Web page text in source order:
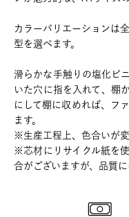
カラーバリエーションは
型を選べます。
滑らかな手触りの塩化ビ
いた穴に指を入れて、棚
にして棚に収めれば、フ
ます。
※生産工程上、色合いが
※芯材にリサイクル紙を
合がございますが、品質